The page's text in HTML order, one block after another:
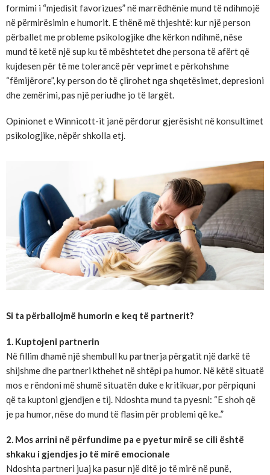
formimi i “mjedisit favorizues” në marrëdhënie mund të ndihmojë
në përmirësimin e humorit. E thënë më thjeshtë: kur një person
përballet me probleme psikologjike dhe kërkon ndihmë, nëse
mund të ketë një sup ku të mbështetet dhe persona të afërt që
kujdesen për të me tolerancë për veprimet e përkohshme
“fëmijërore”, ky person do të çlirohet nga shqetësimet, depresioni
dhe zemërimi, pas një periudhe jo të largët.
Opinionet e Winnicott-it janë përdorur gjerësisht në konsultimet
psikologjike, nëpër shkolla etj.
Si ta përballojmë humorin e keq të partnerit?
1. Kuptojeni partnerin
Në fillim dhamë një shembull ku partnerja përgatit një darkë të
shijshme dhe partneri kthehet në shtëpi pa humor. Në këtë situatë
mos e rëndoni më shumë situatën duke e kritikuar, por përpiquni
që ta kuptoni gjendjen e tij. Ndoshta mund ta pyesni: “E shoh që
je pa humor, nëse do mund të flasim për problemi që ke..”
2. Mos arrini në përfundime pa e pyetur mirë se cili është
shkaku i gjendjes jo të mirë emocionale
Ndoshta partneri juaj ka pasur një ditë jo të mirë në punë,